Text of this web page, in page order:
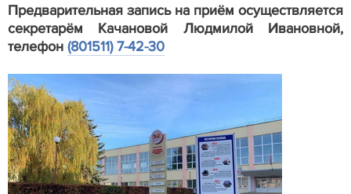
Предварительная запись на приём осуществляется
секретарём Качановой Людмилой Ивановной,
телефон (801511) 7-42-30